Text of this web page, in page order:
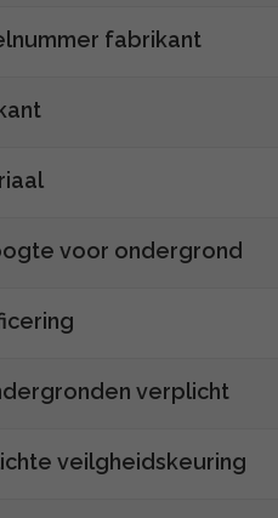
fabrikant
voor ondergrond
verplicht
veilgheidskeuring